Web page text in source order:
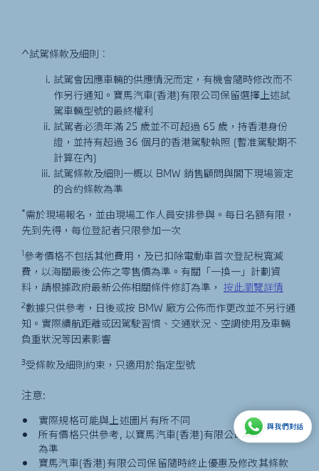
^試駕條款及細則︰
試駕會因應車輛的供應情況而定，有機會隨時修改而不
作另行通知。寶馬汽車(香港)有限公司保留選擇上述試
駕車輛型號的最終權利
試駕者必須年滿 25 歲並不可超過 65 歲，持香港身份
證，並持有超過 36 個月的香港駕駛執照 (暫准駕駛期不
計算在內)
試駕條款及細則一概以 BMW 銷售顧問與閣下現場簽定
的合約條款為準
*需於現場報名，並由現場工作人員安排參與。每日名額有限，
先到先得，每位登記者只限參加一次
1參考價格不包括其他費用，及已扣除電動車首次登記稅寬減
費，以海關最後公佈之零售價為準。有關「一換一」計劃資
料，請根據政府最新公佈相關條件修訂為準， 按此瀏覽詳情
2數據只供參考，日後或按 BMW 廠方公佈而作更改並不另行通
知。實際續航距離或因駕駛習慣、交通狀況、空調使用及車輛
負重狀況等因素影響
3受條款及細則約束，只適用於指定型號
注意:
實際規格可能與上述圖片有所不同
所有價格只供參考, 以寶馬汽車(香港)有限公司的最終確認
為準
寶馬汽車(香港)有限公司保留隨時終止優惠及修改其條款
與我們對話